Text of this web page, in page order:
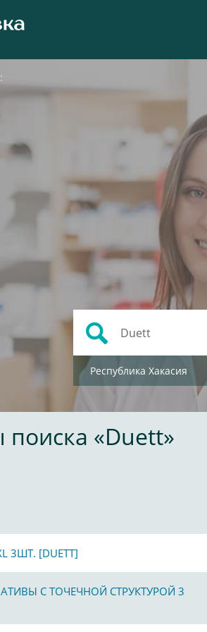
Республика Хакасия
поиска «Duett»
3ШТ. [DUETT]
С ТОЧЕЧНОЙ СТРУКТУРОЙ 3